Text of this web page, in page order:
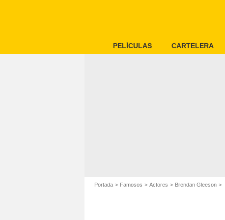
PELÍCULAS CARTELERA
Portada Famosos Actores Brendan Gleeson